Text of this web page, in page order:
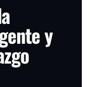
y